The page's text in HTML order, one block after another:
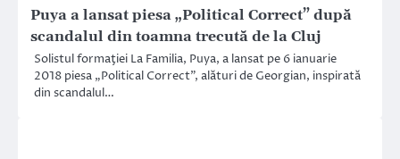
Puya a lansat piesa „Political Correct” după
scandalul din toamna trecută de la Cluj
Solistul formaţiei La Familia, Puya, a lansat pe 6 ianuarie
2018 piesa „Political Correct”, alături de Georgian, inspirată
din scandalul…